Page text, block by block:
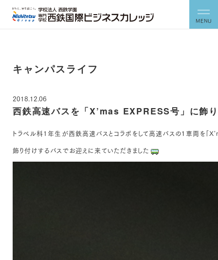
MENU
キャンパスライフ
2018.12.06
西鉄高速バスを「X’mas EXPRESS号」に飾
トラベル科1年生が西鉄高速バスとコラボをして高速バスの１車両を「
飾り付けするバスでお迎えに来ていただきました